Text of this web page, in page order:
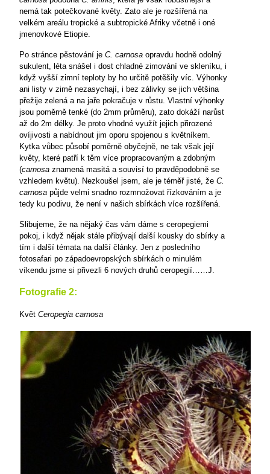
nemá tak potečkované květy. Zato ale je rozšířená na
velkém areálu tropické a subtropické Afriky včetně i oné
jmenovkové Etiopie.
Po stránce pěstování je C. carnosa opravdu hodně odolný
sukulent, léta snášel i dost chladné zimování ve skleníku, i
když vyšší zimní teploty by ho určitě potěšily víc. Výhonky
ani listy v zimě nezasychají, i bez zálivky se jich většina
přežije zelená a na jaře pokračuje v růstu. Vlastní výhonky
jsou poměrně tenké (do 2mm průměru), zato dokáží narůst
až do 2m délky. Je proto vhodné využít jejich přirozené
ovíjivosti a nabídnout jim oporu spojenou s květníkem.
Kytka vůbec působí poměrně obyčejně, ne tak však její
květy, které patří k těm více propracovaným a zdobným
(carnosa znamená masitá a souvisí to pravděpodobně se
vzhledem květu). Nezkoušel jsem, ale je téměř jisté, že C.
carnosa půjde velmi snadno rozmnožovat řízkováním a je
tedy ku podivu, že není v našich sbírkách více rozšířená.
Slibujeme, že na nějaký čas vám dáme s ceropegiemi
pokoj, i když nějak stále přibývají další kousky do sbírky a
tím i další témata na další články. Jen z posledního
fotosafari po západoevropských sbírkách o minulém
víkendu jsme si přivezli 6 nových druhů ceropegií……J.
Fotografie 2:
Květ Ceropegia carnosa